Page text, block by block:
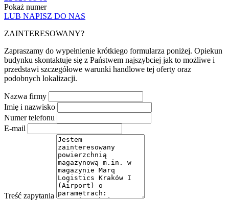
Pokaż numer
LUB NAPISZ DO NAS
ZAINTERESOWANY?
Zapraszamy do wypełnienie krótkiego formularza poniżej. Opiekun
budynku skontaktuje się z Państwem najszybciej jak to możliwe i
przedstawi szczegółowe warunki handlowe tej oferty oraz
podobnych lokalizacji.
Nazwa firmy
Imię i nazwisko
Numer telefonu
E-mail
Treść zapytania